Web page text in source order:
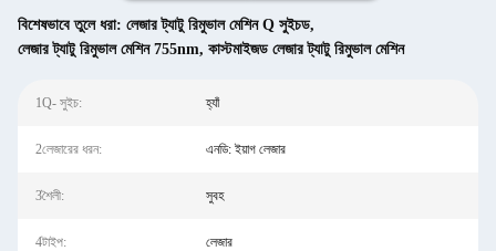
বিশেষভাবে তুলে ধরা: লেজার ট্যাটু রিমুভাল মেশিন Q সুইচড,
লেজার ট্যাটু রিমুভাল মেশিন 755nm, কাস্টমাইজড লেজার ট্যাটু রিমুভাল মেশিন
1Q- সুইচ: হ্যাঁ
2লেজারের ধরন: এনডি: ইয়াগ লেজার
3শৈলী: সুবহ
4টাইপ: লেজার